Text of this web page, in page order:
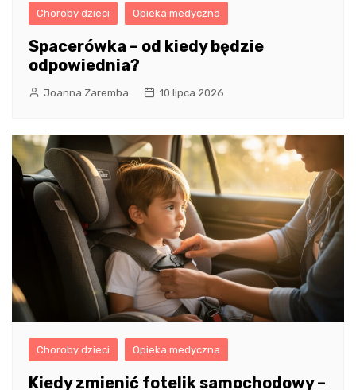
Choroby dzieci Opieka medyczna
Spacerówka – od kiedy będzie
odpowiednia?
Joanna Zaremba 10 lipca 2026
Choroby dzieci Opieka medyczna
Kiedy zmienić fotelik samochodowy –